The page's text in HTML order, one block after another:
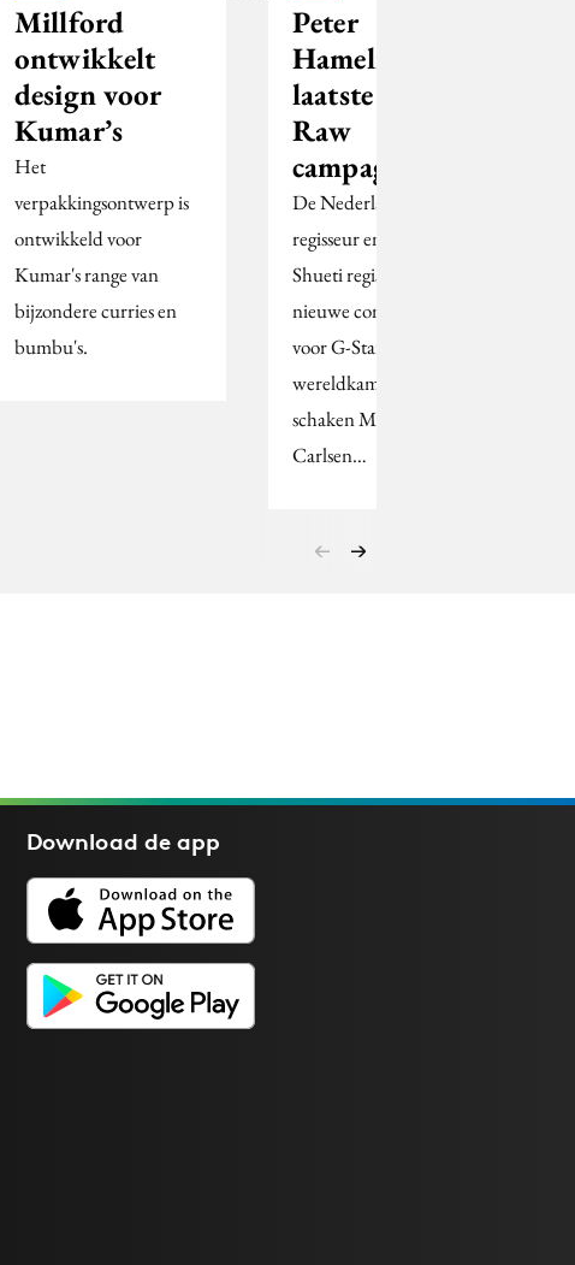
Millford
ontwikkelt
design voor
Kumar’s
Het
verpakkingsontwerp is
ontwikkeld voor
Kumar's range van
bijzondere curries en
bumbu's.
Peter
Hamelinck's
laatste G-Star
Raw
campagne
De Nederlandse
regisseur en visual artist
Shueti regisseerde de
nieuwe commercial
voor G-Star Raw met
wereldkampioen
schaken Magnus
Carlsen…
Download deapp